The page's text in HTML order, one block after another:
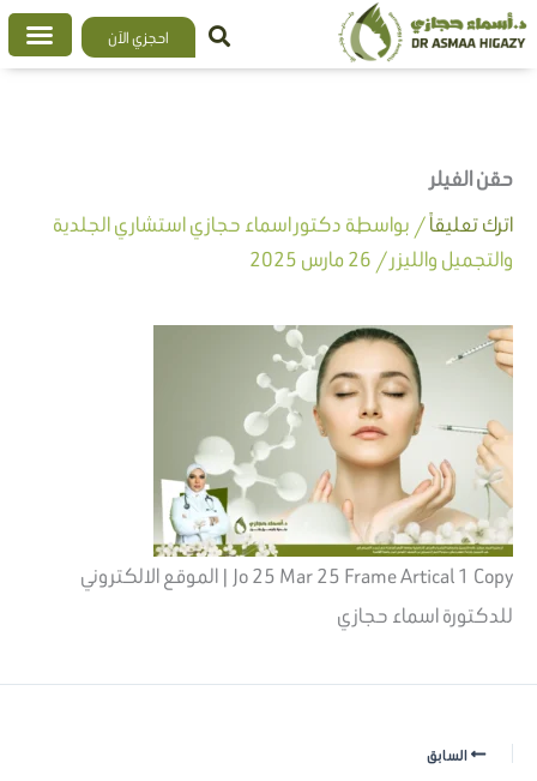
تخطي
إلى
احجزي الآن
حقن الفيلر
اترك تعليقاً/ بواسطة دكتور اسماء حجازي استشاري الجلدية
والتجميل والليزر/ 26 مارس 2025
Jo 25 Mar 25 Frame Artical 1 Copy | الموقع الالكتروني
للدكتورة اسماء حجازي
السابق